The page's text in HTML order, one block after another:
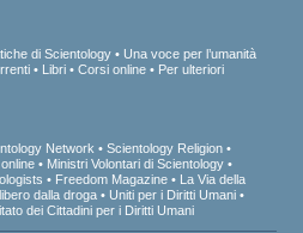
di Scientology
Una voce per l’umanità
Libri Corsi online
Per ulteriori
Network
Scientology Religion
Ministri Volontari di Scientology
Freedom Magazine
La Via della
dalla droga
Uniti per i Diritti Umani
dei Cittadini per i Diritti Umani